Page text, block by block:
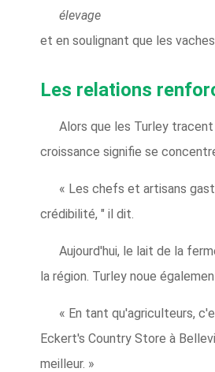
élevage
et en soulignant que les
Les relations
Alors que les Turley
croissance signifie se
« Les chefs et artisans
crédibilité, " il dit.
Aujourd'hui, le lait de la
la région. Turley noue
« En tant qu'agriculteurs,
Eckert's Country Store à
meilleur. »